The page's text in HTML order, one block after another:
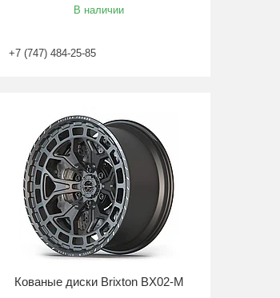
В наличии
+7 (747) 484-25-85
Кованые диски Brixton BX02-M